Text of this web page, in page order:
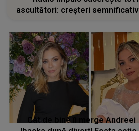
Ibacka după divorț! Fosta soție a
lui Cabral a întors toate privirile
prima zi de UNTOLD: „Parcă ai
strălucire, emani putere,
încredere, siguranță...”